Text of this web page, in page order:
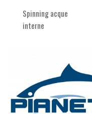
Spinning acque
interne